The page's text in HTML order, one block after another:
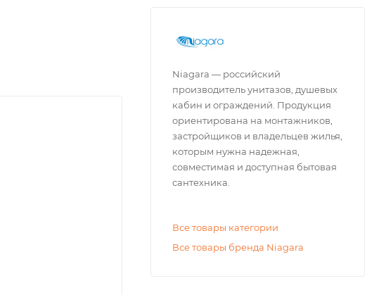
Niagara — российский
производитель унитазов, душевых
кабин и ограждений. Продукция
ориентирована на монтажников,
застройщиков и владельцев жилья,
которым нужна надежная,
совместимая и доступная бытовая
сантехника.
Все товары категории
Все товары бренда Niagara